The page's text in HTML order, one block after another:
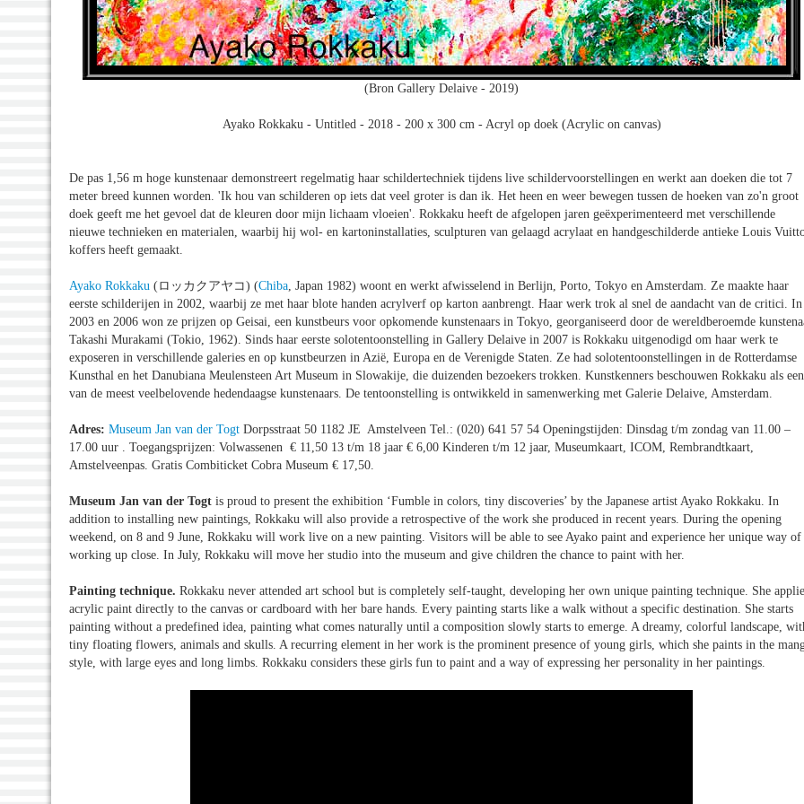
(Bron Gallery Delaive - 2019)
Ayako Rokkaku - Untitled - 2018 - 200 x 300 cm - Acryl op doek (Acrylic on canvas)
De pas 1,56 m hoge kunstenaar demonstreert regelmatig haar schildertechniek tijdens live schildervoorstellingen en werkt aan doeken die tot 7
meter breed kunnen worden. 'Ik hou van schilderen op iets dat veel groter is dan ik. Het heen en weer bewegen tussen de hoeken van zo'n groot
doek geeft me het gevoel dat de kleuren door mijn lichaam vloeien'. Rokkaku heeft de afgelopen jaren geëxperimenteerd met verschillende
nieuwe technieken en materialen, waarbij hij wol- en kartoninstallaties, sculpturen van gelaagd acrylaat en handgeschilderde antieke Louis
koffers heeft gemaakt.
Ayako Rokkaku (ロッカクアヤコ) (Chiba , Japan 1982) woont en werkt afwisselend in Berlijn, Porto, Tokyo en Amsterdam. Ze maakte haar
eerste schilderijen in 2002, waarbij ze met haar blote handen acrylverf op karton aanbrengt. Haar werk trok al snel de aandacht van de critici. In
2003 en 2006 won ze prijzen op Geisai, een kunstbeurs voor opkomende kunstenaars in Tokyo, georganiseerd door de wereldberoemde
Takashi Murakami (Tokio, 1962). Sinds haar eerste solotentoonstelling in Gallery Delaive in 2007 is Rokkaku uitgenodigd om haar werk te
exposeren in verschillende galeries en op kunstbeurzen in Azië, Europa en de Verenigde Staten. Ze had solotentoonstellingen in de Rotterdamse
Kunsthal en het Danubiana Meulensteen Art Museum in Slowakije, die duizenden bezoekers trokken. Kunstkenners beschouwen Rokkaku als een
van de meest veelbelovende hedendaagse kunstenaars. De tentoonstelling is ontwikkeld in samenwerking met Galerie Delaive, Amsterdam.
Adres: Museum Jan van der Togt Dorpsstraat 50 1182 JE Amstelveen Tel.: (020) 641 57 54 Openingstijden: Dinsdag t/m zondag van 11.00 –
17.00 uur . Toegangsprijzen: Volwassenen € 11,50 13 t/m 18 jaar € 6,00 Kinderen t/m 12 jaar, Museumkaart, ICOM, Rembrandtkaart,
Amstelveenpas. Gratis Combiticket Cobra Museum € 17,50.
Museum Jan van der Togt is proud to present the exhibition ‘Fumble in colors, tiny discoveries’ by the Japanese artist Ayako Rokkaku. In
addition to installing new paintings, Rokkaku will also provide a retrospective of the work she produced in recent years. During the opening
weekend, on 8 and 9 June, Rokkaku will work live on a new painting. Visitors will be able to see Ayako paint and experience her unique way of
working up close. In July, Rokkaku will move her studio into the museum and give children the chance to paint with her.
Painting technique. Rokkaku never attended art school but is completely self-taught, developing her own unique painting technique. She
acrylic paint directly to the canvas or cardboard with her bare hands. Every painting starts like a walk without a specific destination. She starts
painting without a predefined idea, painting what comes naturally until a composition slowly starts to emerge. A dreamy, colorful landscape,
tiny floating flowers, animals and skulls. A recurring element in her work is the prominent presence of young girls, which she paints in the
style, with large eyes and long limbs. Rokkaku considers these girls fun to paint and a way of expressing her personality in her paintings.